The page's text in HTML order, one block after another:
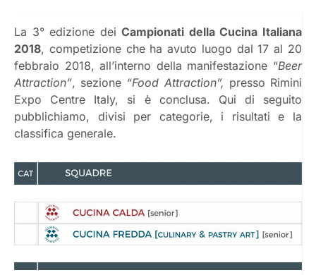
La 3° edizione deiCampionati della Cucina Italiana
2018, competizione che ha avuto luogo dal 17 al 20
febbraio 2018, all’interno della manifestazione “Beer
Attraction”, sezione “Food Attraction”, presso Rimini
Expo Centre Italy, si è conclusa. Qui di seguito
pubblichiamo, divisi per categorie, i risultati e la
classifica generale.